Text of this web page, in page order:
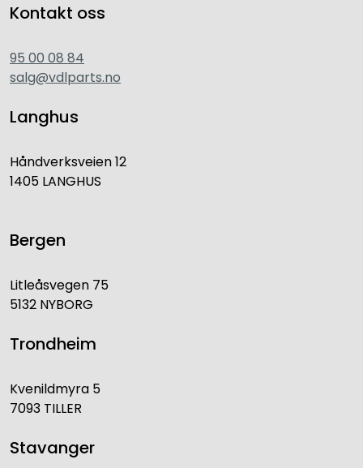
Kontakt oss
95 00 08 84
salg@vdlparts.no
Langhus
Håndverksveien 12
1405 LANGHUS
Bergen
Litleåsvegen 75
5132 NYBORG
Trondheim
Kvenildmyra 5
7093 TILLER
Stavanger